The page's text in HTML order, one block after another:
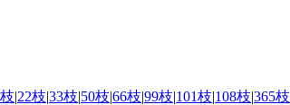
|22枝|33枝|50枝|66枝|99枝|101枝|108枝|365枝